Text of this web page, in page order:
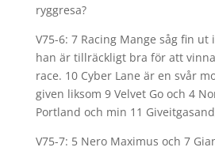
ryggresa?
V75-6: 7 Racing Mange såg fin
han är tillräckligt bra för att
race. 10 Cyber Lane är en svår
given liksom 9 Velvet Go och 4
Portland och min 11
V75-7: 5 Nero Maximus och 7